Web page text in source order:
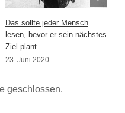
Das sollte jeder Mensch
lesen, bevor er sein nächstes
Ziel plant
23. Juni 2020
geschlossen.